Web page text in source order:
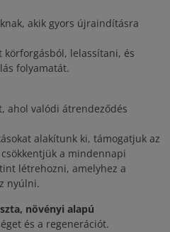
akik gyors újraindításra
körforgásból, lelassítani, és
folyamatát.
ahol valódi átrendeződés
alakítunk ki, támogatjuk az
a mindennapi
létrehozni, amelyhez a
nyúlni.
növényi alapú
és a regenerációt.